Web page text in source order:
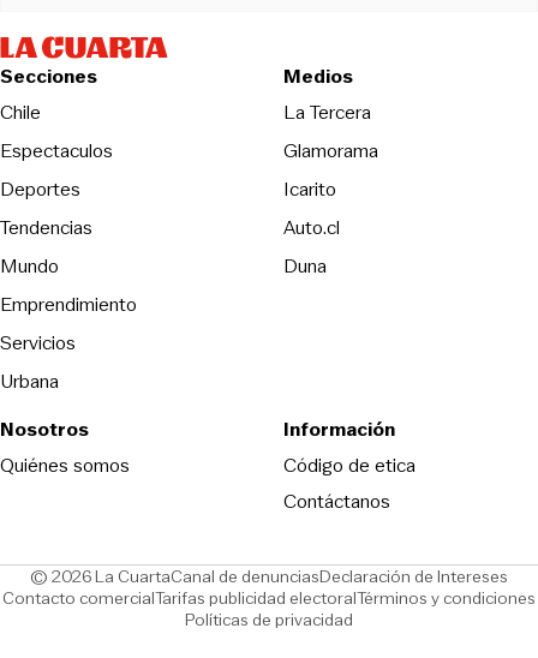
Secciones
Chile
Espectaculos
Deportes
Tendencias
Mundo
Emprendimiento
Servicios
Urbana
Medios
La TerceraOpens in new
Glamorama
Icarito
Auto.cl
DunaOpens in new window
Nosotros
Quiénes somos
Información
Código de eticaOpens in new
Contáctanos
© 2026 La CuartaCanal de denunciasOpens in new window
Declaración de Intereses
Contacto comercialOpens in new window
Tarifas publicidad electoralOpens in new window
Términos y condiciones
Políticas de privacidad